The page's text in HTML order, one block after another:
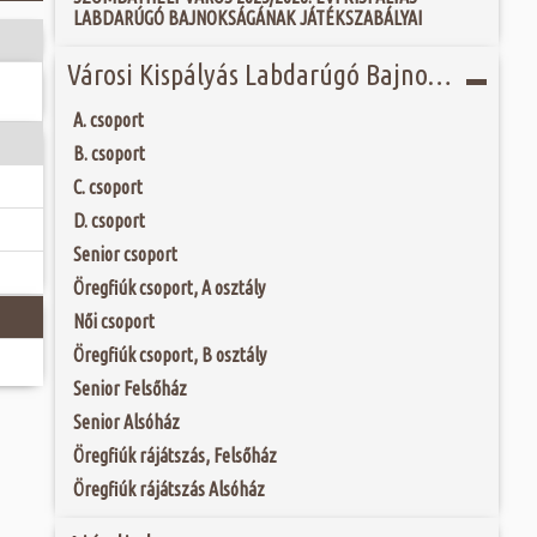
Év óta
Európa egyik
Római
templomuk
egyben
a
játékkal és
a lépést a
LABDARÚGÓ BAJNOKSÁGÁNAK JÁTÉKSZABÁLYAI
Városi Kispályás Labdarúgó Bajnokság 2020
A. csoport
B. csoport
C. csoport
D. csoport
Senior csoport
Öregfiúk csoport, A osztály
Női csoport
Öregfiúk csoport, B osztály
Senior Felsőház
Senior Alsóház
Öregfiúk rájátszás, Felsőház
Öregfiúk rájátszás Alsóház